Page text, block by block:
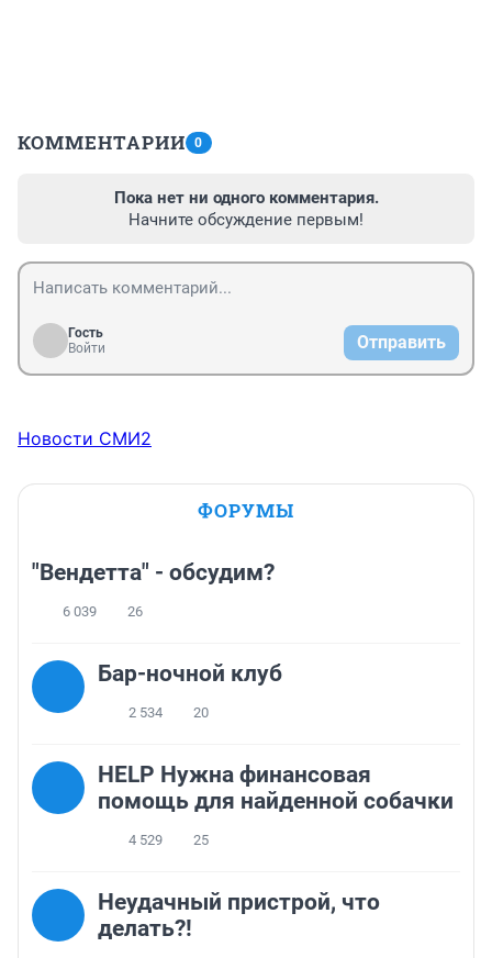
КОММЕНТАРИИ 0
Пока нет ни одного комментария.
Начните обсуждение первым!
Гость
Войти
Отправить
Новости СМИ2
ФОРУМЫ
"Вендетта" - обсудим?
6 039 26
Бар-ночной клуб
2 534 20
HELP Нужна финансовая
помощь для найденной собачки
4 529 25
Неудачный пристрой, что
делать?!